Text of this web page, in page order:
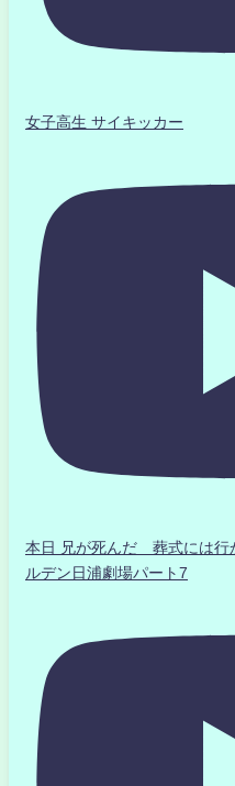
女子高生 サイキッカー
本日 兄が死んだ 葬式には
ルデン日浦劇場パート7